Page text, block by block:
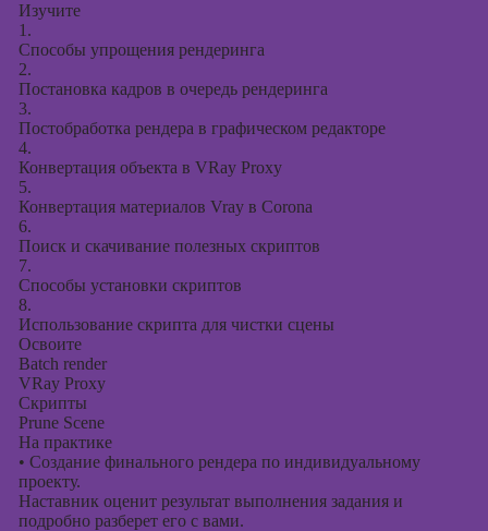
Изучите
1.
Способы упрощения рендеринга
2.
Постановка кадров в очередь рендеринга
3.
Постобработка рендера в графическом редакторе
4.
Конвертация объекта в VRay Proxy
5.
Конвертация материалов Vray в Corona
6.
Поиск и скачивание полезных скриптов
7.
Способы установки скриптов
8.
Использование скрипта для чистки сцены
Освоите
Batch render
VRay Proxy
Скрипты
Prune Scene
На практике
• Создание финального рендера по индивидуальному
проекту.
Наставник оценит результат выполнения задания и
подробно разберет его с вами.